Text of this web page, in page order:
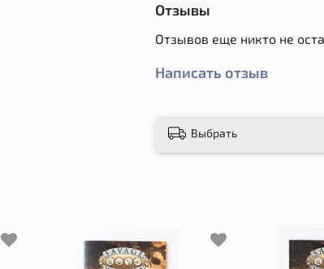
Отзывы
Отзывов еще никто не
Написать отзыв
Выбрать